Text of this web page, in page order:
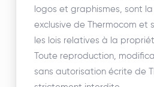
logos et graphismes, sont
exclusive de Thermocom et
les lois relatives à la
Toute reproduction,
sans autorisation écrite de